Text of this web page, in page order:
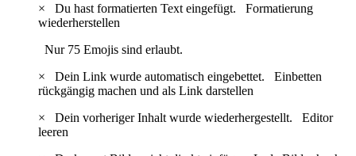
×
Du hast formatierten Text eingefügt. Formatierung
wiederherstellen
Nur 75 Emojis sind erlaubt.
×
Dein Link wurde automatisch eingebettet. Einbetten
rückgängig machen und als Link darstellen
×
Dein vorheriger Inhalt wurde wiederhergestellt. Editor
leeren